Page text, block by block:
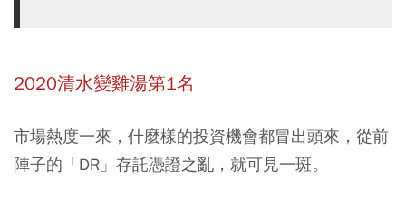
2020清水變雞湯第1名
市場熱度一來，什麼樣的投資機會都冒出頭來，從前
陣子的「DR」存託憑證之亂，就可見一斑。